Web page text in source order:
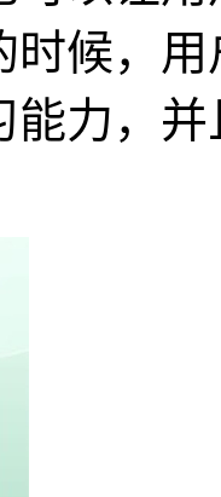
时候，
能力，